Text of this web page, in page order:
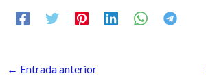
← Entrada anterior